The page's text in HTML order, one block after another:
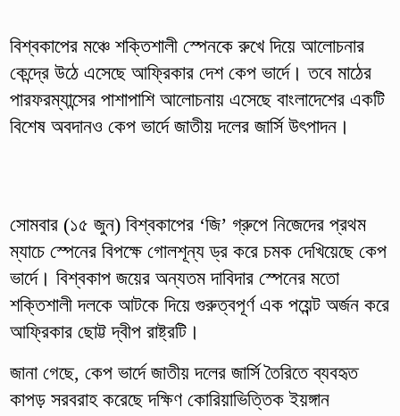
বিশ্বকাপের মঞ্চে শক্তিশালী স্পেনকে রুখে দিয়ে আলোচনার
কেন্দ্রে উঠে এসেছে আফ্রিকার দেশ কেপ ভার্দে। তবে মাঠের
পারফরম্যান্সের পাশাপাশি আলোচনায় এসেছে বাংলাদেশের একটি
বিশেষ অবদানও কেপ ভার্দে জাতীয় দলের জার্সি উৎপাদন।
সোমবার (১৫ জুন) বিশ্বকাপের ‘জি’ গ্রুপে নিজেদের প্রথম
ম্যাচে স্পেনের বিপক্ষে গোলশূন্য ড্র করে চমক দেখিয়েছে কেপ
ভার্দে। বিশ্বকাপ জয়ের অন্যতম দাবিদার স্পেনের মতো
শক্তিশালী দলকে আটকে দিয়ে গুরুত্বপূর্ণ এক পয়েন্ট অর্জন করে
আফ্রিকার ছোট্ট দ্বীপ রাষ্ট্রটি।
জানা গেছে, কেপ ভার্দে জাতীয় দলের জার্সি তৈরিতে ব্যবহৃত
কাপড় সরবরাহ করেছে দক্ষিণ কোরিয়াভিত্তিক ইয়ঙ্গান